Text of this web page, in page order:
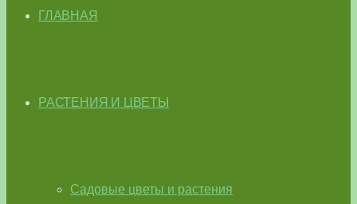
ГЛАВНАЯ
РАСТЕНИЯ И ЦВЕТЫ
Садовые цветы и растения